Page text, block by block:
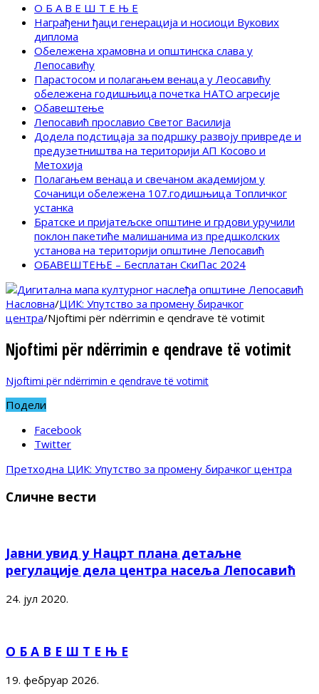
О Б А В Е Ш Т Е Њ Е
Награђени ђаци генерација и носиоци Вукових
диплома
Обележена храмовна и општинска слава у
Лепосавићу
Парастосом и полагањем венаца у Леосавићу
обележена годишњица почетка НАТО агресије
Обавештење
Лепосавић прославио Светог Василија
Додела подстицаја за подршку развоју привреде и
предузетништва на територији АП Косово и
Метохија
Полагањем венаца и свечаном академијом у
Сочаници обележена 107.годишњица Топличког
устанка
Братске и пријатељске општине и грдови уручили
поклон пакетиће малишанима из предшколских
установа на територији општине Лепосавић
ОБАВЕШТЕЊЕ – Бесплатан СкиПас 2024
Насловна/ЦИК: Упутство за промену бирачког
центра/Njoftimi për ndërrimin e qendrave të votimit
Njoftimi për ndërrimin e qendrave të votimit
Njoftimi për ndërrimin e qendrave të votimit
Подели
Facebook
Twitter
Претходна ЦИК: Упутство за промену бирачког центра
Сличне вести
Јавни увид у Нацрт плана детаљне
регулације дела центра насеља Лепосавић
24. јул 2020.
О Б А В Е Ш Т Е Њ Е
19. фебруар 2026.